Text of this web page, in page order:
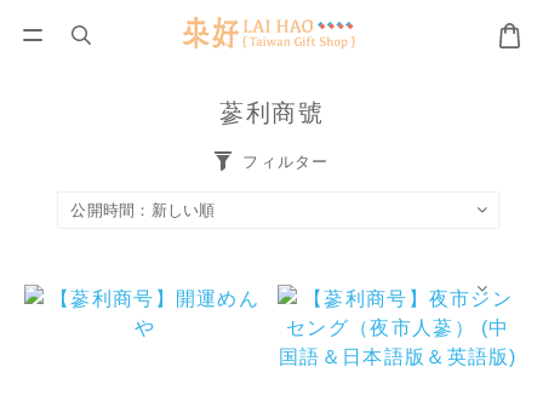
蔘利商號
フィルター